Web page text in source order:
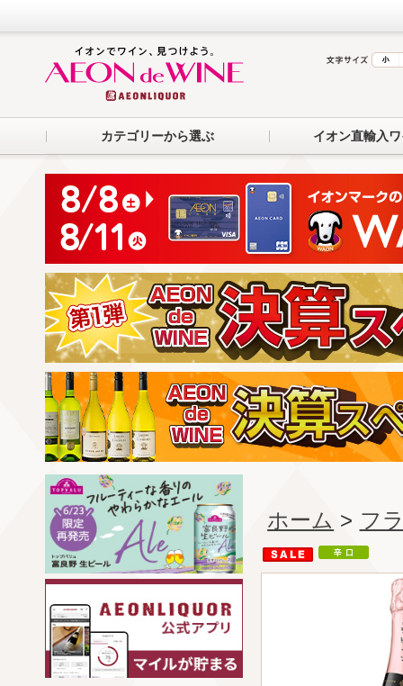
カテゴリーから選ぶ イオン直輸入
ホーム > フ